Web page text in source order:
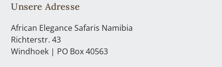
Unsere Adresse
African Elegance Safaris Namibia
Richterstr. 43
Windhoek | PO Box 40563